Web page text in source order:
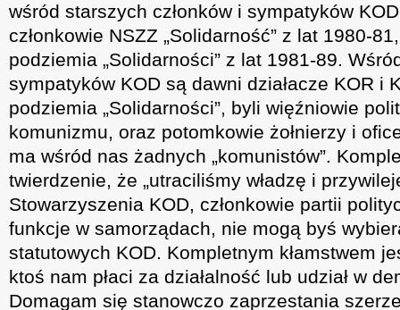
wśród starszych członków i sympatyków
członkowie NSZZ „Solidarność” z lat 1980-
podziemia „Solidarności” z lat 1981-89.
sympatyków KOD są dawni działacze KOR i
podziemia „Solidarności”, byli więźniowie
komunizmu, oraz potomkowie żołnierzy i
ma wśród nas żadnych „komunistów”.
twierdzenie, że „utraciliśmy władzę i
Stowarzyszenia KOD, członkowie partii
funkcje w samorządach, nie mogą byś
statutowych KOD. Kompletnym kłamstwem
ktoś nam płaci za działalność lub udział w
Domagam się stanowczo zaprzestania